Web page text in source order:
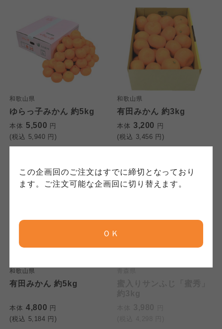
この企画回のご注文はすでに締切となっており
ます。ご注文可能な企画回に切り替えます。
ＯＫ
和歌山県
ゆらっ子みかん 約5kg
本体 5,500 円
(税込 5,940 円)
和歌山県
有田みかん 約3kg
本体 3,200 円
(税込 3,456 円)
和歌山県
有田みかん 約5kg
本体 4,800 円
(税込 5,184 円)
取扱停止
ご利用約款（ご利用規約・ご利
用規程）について
このサイトは7つの生協から業務委託を受けて、
コープきんき事業連合が運営しています。ご自
身が加入されている生協が定める利用約款をご
確認のうえ、ご利用ください。なお、クチコミ
れています。
コープしが
ならコープ
個人情報保護方針について
このサイトは7つの生協から業務委託を受けて、
コープきんき事業連合が運営しています。お預
かりしている個人情報については、コープ事業
連合、ならびに各生協の「個人情報保護方針」
にもどづいて、コープ事業連合が適切に管理を
おこなっています。
コープ事業連合、ならびに各生協の「個人情報
保護方針」については各生協のボタンをクリッ
クしてご確認ください。
コープしが
ならコープ
特定商取引法に基づく表記につ
このサイトは7つの生協から業務委託を受けて、
コープきんき事業連合が運営しています。販売
責任者は、それぞれご利用の生協となります。
各生協の「特定商取引法に基づく表記につい
ご確認ください。
コープしが
ならコープ